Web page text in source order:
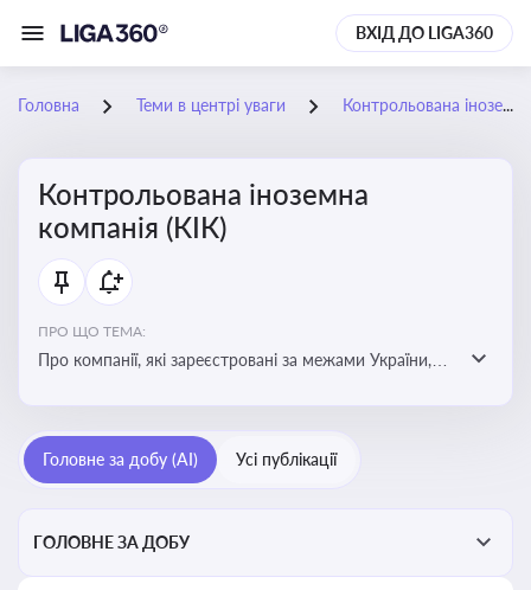
ВХІД ДО LIGA360
Головна Теми в центрі уваги Контрольована іноземна компанія (КІК)
Контрольована іноземна
компанія (КІК)
ПРО ЩО ТЕМА:
Про компанії, які зареєстровані за межами України,
органами України щодо своїх доходів і витрат
Головне за добу (AI) Усі публікації
ГОЛОВНЕ ЗА ДОБУ